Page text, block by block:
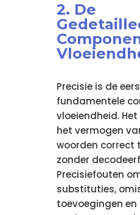
2. De
Precisie is de
fundamentele
vloeiendheid.
het vermogen
woorden correct
zonder
Precisiefouten
substituties,
toevoegingen en